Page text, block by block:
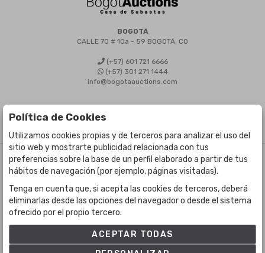
BOGOTÁ
CALLE 70 # 10a - 59 BOGOTÁ, CO
(+57) 601 721 6666
(+57) 301 271 1444
info@bogotaauctions.com
©Bogota Auctions- Todos los derechos reservados
Desarrollado por Labelgrup Networks.
Política de Cookies
Utilizamos cookies propias y de terceros para analizar el uso del
sitio web y mostrarte publicidad relacionada con tus
preferencias sobre la base de un perfil elaborado a partir de tus
hábitos de navegación (por ejemplo, páginas visitadas).
Tenga en cuenta que, si acepta las cookies de terceros, deberá
eliminarlas desde las opciones del navegador o desde el sistema
ofrecido por el propio tercero.
ACEPTAR TODAS